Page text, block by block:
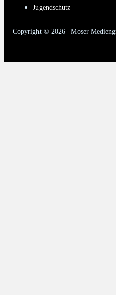
Jugendschutz
Copyright © 2026 | Moser